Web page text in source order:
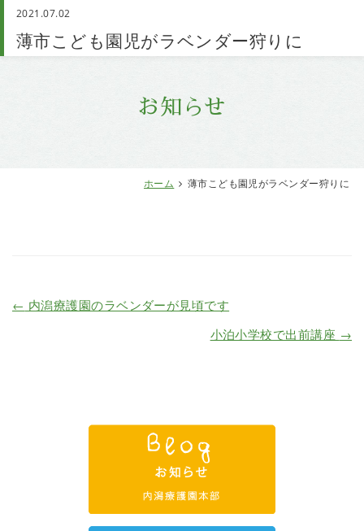
お知らせ
ホーム 薄市こども園児がラベンダー狩りに
2021.07.02
薄市こども園児がラベンダー狩りに
← 内潟療護園のラベンダーが見頃です
小泊小学校で出前講座 →